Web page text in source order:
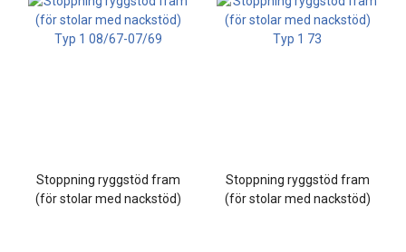
Stoppning ryggstöd fram
(för stolar med nackstöd)
Stoppning ryggstöd fram
(för stolar med nackstöd)